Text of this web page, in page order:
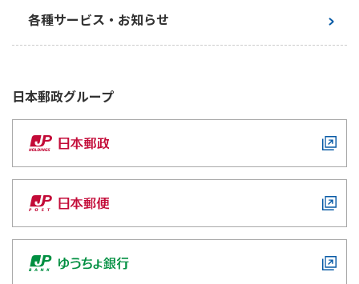
お手続き一覧
各種サービス・お知らせ
日本郵政グループ